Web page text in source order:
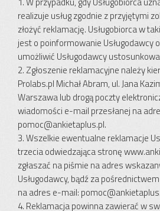
realizuje usług zgodnie z przyjętymi
złożyć reklamację. Usługobiorca w
jest o poinformowanie Usługodawcy
umożliwić Usługodawcy
2. Zgłoszenie reklamacyjne należy
Prolabs.pl Michał Abram, ul. Jana
Warszawa lub drogą poczty
wiadomości e-mail przesłanej na
pomoc@ankietaplus.pl.
3. Wszelkie ewentualne reklamacje
trzecia odwiedzająca stronę
zgłaszać na piśmie na adres
Usługodawcy, bądź za
na adres e-mail:
4. Reklamacja powinna zawierać w